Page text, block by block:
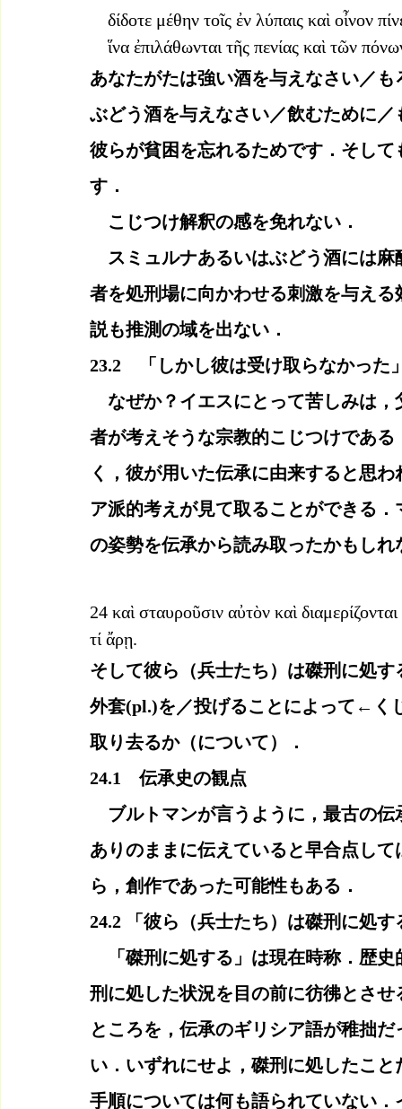
δίδοτε μέθην τοῖς ἐν λύπαις καὶ οἶνον
ἵνα ἐπιλάθωνται τῆς πενίας καὶ τῶν
あなたがたは強い酒を与えなさい／
ぶどう酒を与えなさい／飲むために
彼らが貧困を忘れるためです．そし
す．
こじつけ解釈の感を免れない．
スミュルナあるいはぶどう酒には麻
者を処刑場に向かわせる刺激を与え
説も推測の域を出ない．
23.2　「しかし彼は受け取らなかった
なぜか？イエスにとって苦しみは，
者が考えそうな宗教的こじつけであ
く，彼が用いた伝承に由来すると思
ア派的考えが見て取ることができる
の姿勢を伝承から読み取ったかもしれ
24 καὶ σταυροῦσιν αὐτὸν καὶ
τί ἄρῃ.
そして彼ら（兵士たち）は磔刑に処
外套(pl.)を／投げることによって←
取り去るか（について）．
24.1　伝承史の観点
ブルトマンが言うように，最古の伝
ありのままに伝えていると早合点し
ら，創作であった可能性もある．
24.2 「彼ら（兵士たち）は磔刑に処
「磔刑に処する」は現在時称．歴史
刑に処した状況を目の前に彷彿とさ
ところを，伝承のギリシア語が稚拙
い．いずれにせよ，磔刑に処したこ
手順については何も語られていない